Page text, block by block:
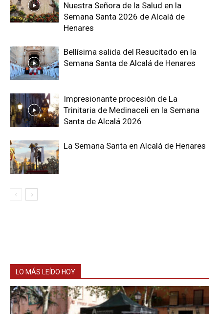
Nuestra Señora de la Salud en la
Semana Santa 2026 de Alcalá de
Henares
Bellísima salida del Resucitado en la
Semana Santa de Alcalá de Henares
Impresionante procesión de La
Trinitaria de Medinaceli en la Semana
Santa de Alcalá 2026
La Semana Santa en Alcalá de Henares
LO MÁS LEÍDO HOY